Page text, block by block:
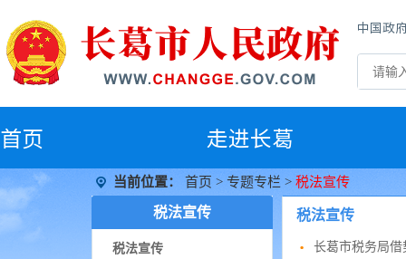
中国政
首页 走进长葛
当前位置： 首页 > 专题专栏 > 税法宣传
税法宣传
税法宣传
税法宣传
长葛市税务局